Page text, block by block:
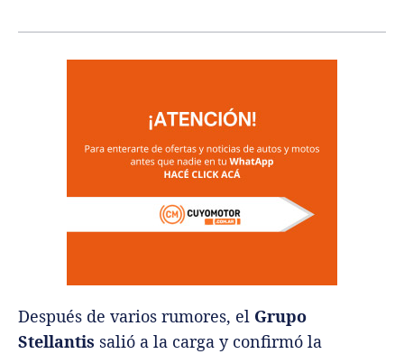
Después de varios rumores, el Grupo
Stellantis salió a la carga y confirmó la